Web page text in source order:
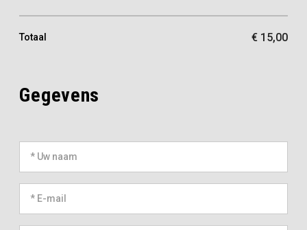
Totaal € 15,00
Gegevens